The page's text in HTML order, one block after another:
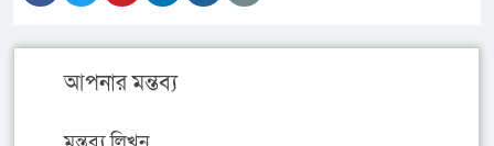
আপনার মন্তব্য